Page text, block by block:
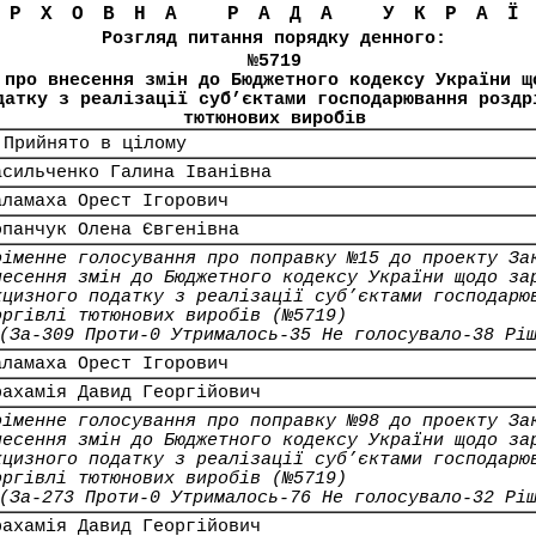
РАДА
Розгляд питання порядку денного:
№5719
внесення змін до Бюджетного кодексу України
з реалізації суб’єктами господарювання
тютюнових виробів
в цілому
Галина Іванівна
Орест Ігорович
Олена Євгенівна
голосування про поправку №15 до проекту
змін до Бюджетного кодексу України щодо
податку з реалізації суб’єктами
тютюнових виробів (№5719)
309 Проти-0 Утрималось-35 Не голосувало-38
Орест Ігорович
Давид Георгійович
голосування про поправку №98 до проекту
змін до Бюджетного кодексу України щодо
податку з реалізації суб’єктами
тютюнових виробів (№5719)
273 Проти-0 Утрималось-76 Не голосувало-32
Давид Георгійович